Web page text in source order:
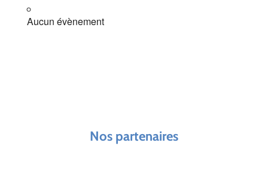
Aucun évènement
Nos partenaires